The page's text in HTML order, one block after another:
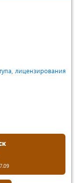
лицензирования